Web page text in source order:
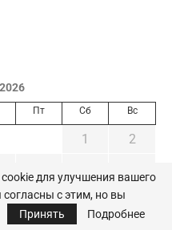
Пт Сб Вс
1
2
14 15
21
для улучшения вашего
с этим, но вы
Принять Подробнее